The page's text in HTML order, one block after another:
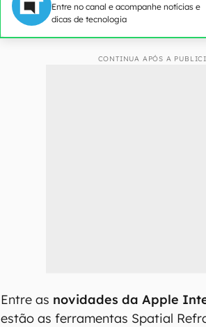
Entre no canal e acompanhe notícias e
dicas de tecnologia
CONTINUA APÓS A
Entre as novidades da Apple
estão as ferramentas Spatial